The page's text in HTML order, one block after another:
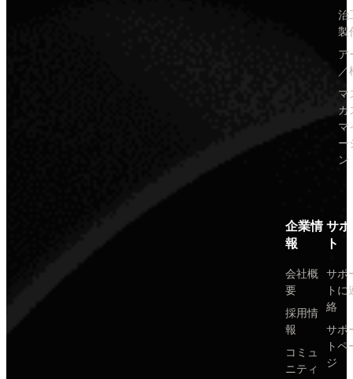
治
製
ア
／
マ
カ
マ
ー
ン
企業情
報
会社概
要
採用情
報
コミュ
ニティ
サ
ト
サポ
トに
絡
サポ
トペ
ジ